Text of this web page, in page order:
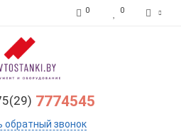
0 0
7774545
обратный звонок